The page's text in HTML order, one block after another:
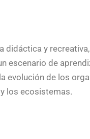
didáctica y
escenario de
evolución de los
los ecosistemas.